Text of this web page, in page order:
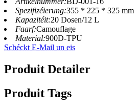
Spezifizéierung:355 * 225 * 325 mm
Kapazitéit:20 Dosen/12 L
Faarf:Camouflage
Material:900D-TPU
Schéckt E-Mail un eis
Produit Detailer
Produit Tags